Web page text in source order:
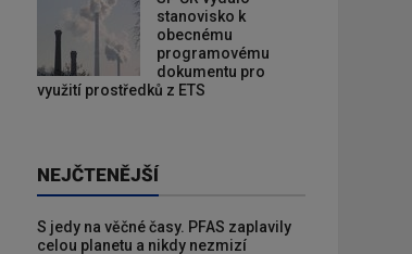
stanovisko k
obecnému
programovému
dokumentu pro
využití prostředků z ETS
NEJČTENĚJŠÍ
S jedy na věčné časy. PFAS zaplavily
celou planetu a nikdy nezmizí